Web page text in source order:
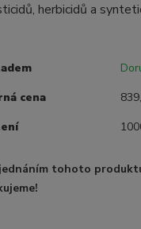
herbicidů a
cena
tohoto